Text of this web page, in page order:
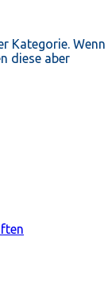
Kategorie. Wenn
diese aber